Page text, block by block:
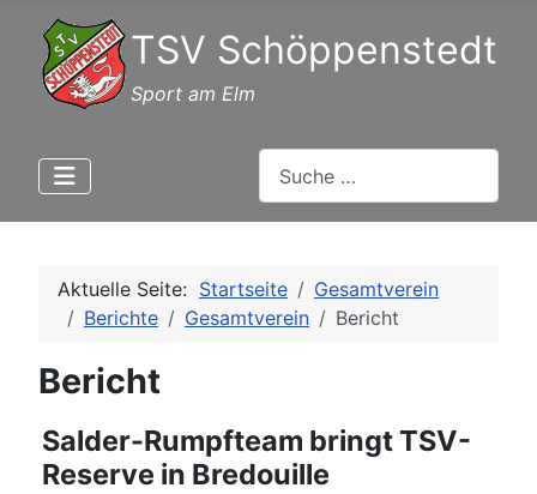
TSV Schöppenstedt
Sport am Elm
Aktuelle Seite: Startseite
Gesamtverein
Berichte
Gesamtverein Bericht
Bericht
Salder-Rumpfteam bringt TSV-
Reserve in Bredouille